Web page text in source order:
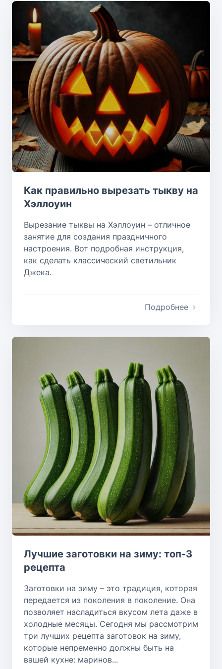
Как правильно вырезать тыкву на
Хэллоуин
Вырезание тыквы на Хэллоуин – отличное
занятие для создания праздничного
настроения. Вот подробная инструкция,
как сделать классический светильник
Джека.
Подробнее
Лучшие заготовки на зиму: топ-3
рецепта
Заготовки на зиму – это традиция, которая
передается из поколения в поколение. Она
позволяет насладиться вкусом лета даже в
холодные месяцы. Сегодня мы рассмотрим
три лучших рецепта заготовок на зиму,
которые непременно должны быть на
вашей кухне: маринов...